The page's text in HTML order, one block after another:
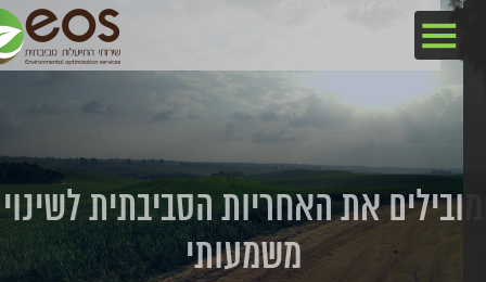
את האחריות הסביבתית לשינוי
משמעותי